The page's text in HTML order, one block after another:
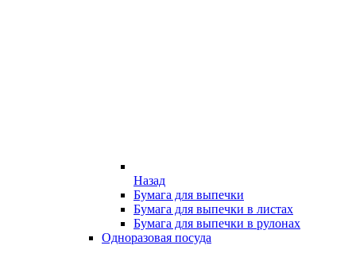
Назад
Бумага для выпечки
Бумага для выпечки в листах
Бумага для выпечки в рулонах
Одноразовая посуда